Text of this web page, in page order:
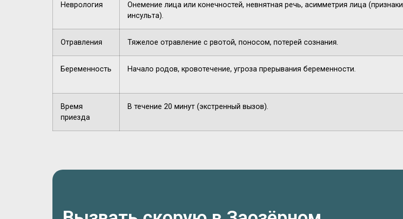
Неврология
Онемение лица или конечностей, невнятная речь, асимметрия лица (признаки
инсульта).
Отравления Тяжелое отравление с рвотой, поносом, потерей сознания.
Беременность Начало родов, кровотечение, угроза прерывания беременности.
Время
приезда
В течение 20 минут (экстренный вызов).